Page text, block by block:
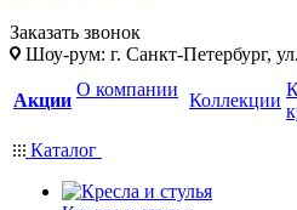
Заказать звонок
Шоу-рум: г. Санкт-Петербург,
Акции
О компании
Коллекции
Каталог